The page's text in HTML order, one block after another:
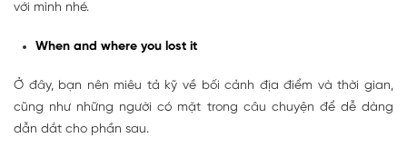
với mình nhé.
When and where you lost it
Ở đây, bạn nên miêu tả kỹ về bối cảnh địa điểm và thời gian,
cũng như những người có mặt trong câu chuyện để dễ dàng
dẫn dắt cho phần sau.